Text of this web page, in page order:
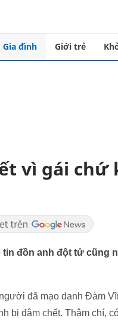
Gia đình Giới trẻ
vì gái chứ
đồn anh đột tử cũng
đã mạo danh Đàm
bị đâm chết. Thậm chí,